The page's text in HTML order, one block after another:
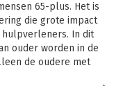
65-plus. Het is
die grote impact
hulpverleners. In dit
ouder worden in de
de oudere met